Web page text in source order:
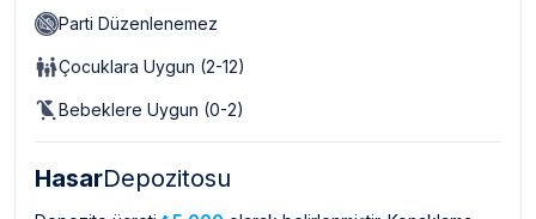
Parti Düzenlenemez
Çocuklara Uygun (2-12)
Bebeklere Uygun (0-2)
HasarDepozitosu